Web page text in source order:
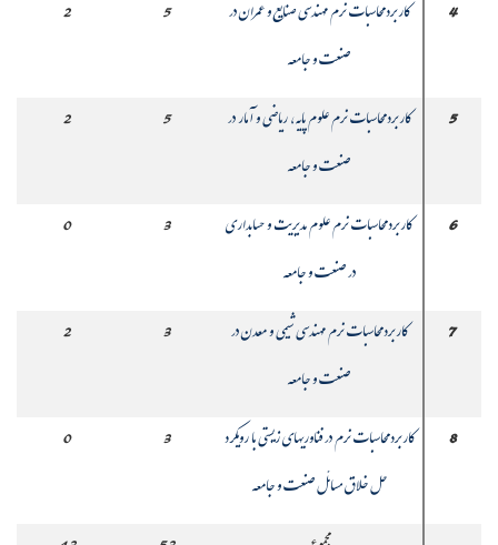
4
کاربرد محاسبات نرم مهندسی صنایع و عمران در
صنعت و جامعه
5
2
5
کاربرد محاسبات نرم علوم پایه، ریاضی و آمار در
صنعت و جامعه
5
2
6
کاربرد محاسبات نرم علوم مدیریت و حسابداری
در صنعت و جامعه
3
0
7
کاربرد محاسبات نرم مهندسی شیمی و معدن در
صنعت و جامعه
3
2
8
کاربرد محاسبات نرم در فناوریهای زیستی با رویکرد
حل خلاق مسائل صنعت و جامعه
3
0